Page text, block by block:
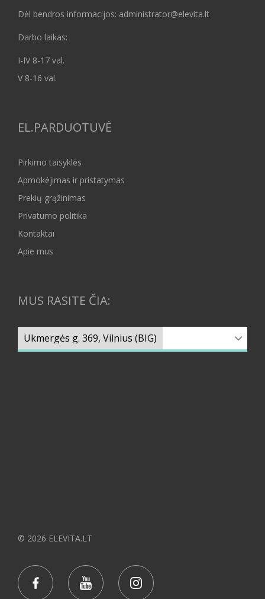
Dėl bendros informacijos: administrator@elevita.lt
Darbo laikas:
I-IV 8-17 val.
V 8-16 val.
EL.PARDUOTUVĖ
Pirkimo taisyklės
Apmokėjimas ir pristatymas
Prekių grąžinimas
Privatumo politika
Kontaktai
Apie mus
MUS RASITE ČIA:
© 2026 ELEVITA.LT